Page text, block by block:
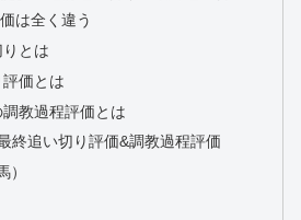
は全く違う
りとは
価とは
教過程評価とは
終追い切り評価&調教過程評価
）